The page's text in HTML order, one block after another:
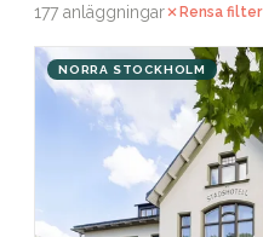
177 anläggningar Rensa filter
NORRA STOCKHOLM